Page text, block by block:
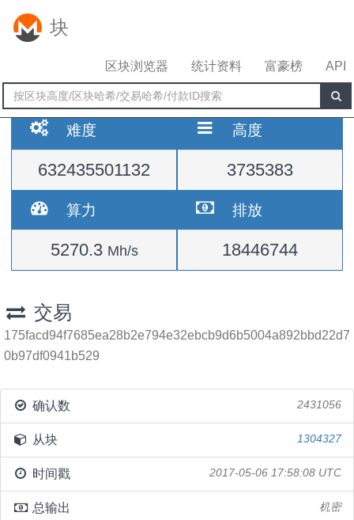
块
区块浏览器 统计资料 富豪榜 API
难度
632435501132
高度
3735383
算力
5270.3 Mh/s
排放
18446744
交易
175facd94f7685ea28b2e794e32ebcb9d6b5004a892bbd22d7
0b97df0941b529
确认数 2431056
从块 1304327
时间戳 2017-05-06 17:58:08 UTC
总输出 机密